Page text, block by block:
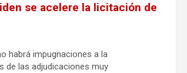
se acelere la licitación de
habrá impugnaciones a la
de las adjudicaciones muy